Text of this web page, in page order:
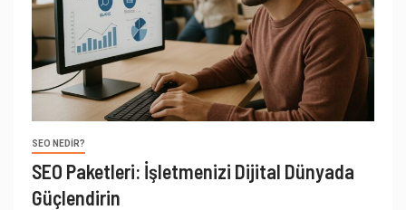
SEO NEDIR?
SEO Paketleri: İşletmenizi Dijital Dünyada
Güçlendirin